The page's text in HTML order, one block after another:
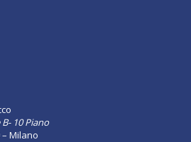
10 Piano
Milano